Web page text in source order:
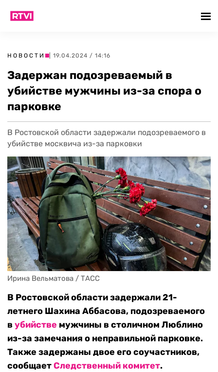
НОВОСТИ | 19.04.2024 / 14:16
Задержан подозреваемый в
убийстве мужчины из-за спора о
парковке
В Ростовской области задержали подозреваемого в
убийстве москвича из-за парковки
Ирина Вельматова / ТАСС
В Ростовской области задержали 21-
летнего Шахина Аббасова, подозреваемого
в убийстве мужчины в столичном Люблино
из-за замечания о неправильной парковке.
Также задержаны двое его соучастников,
сообщаетСледственный комитет.